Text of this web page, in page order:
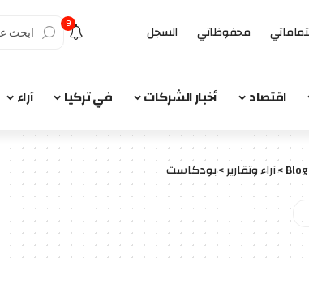
محفوظاتي السجل 9
اقتصاد أخبار الشركات في تركيا آراء
Blog
>آراء وتقارير>بودكاست